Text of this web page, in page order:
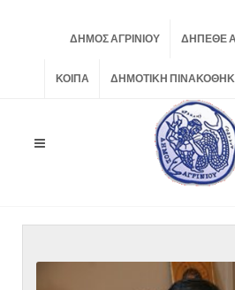
ΔΗΜΟΣ ΑΓΡΙΝΙΟΥ ΔΗΠΕΘΕ
ΚΟΙΠΑ ΔΗΜΟΤΙΚΗ